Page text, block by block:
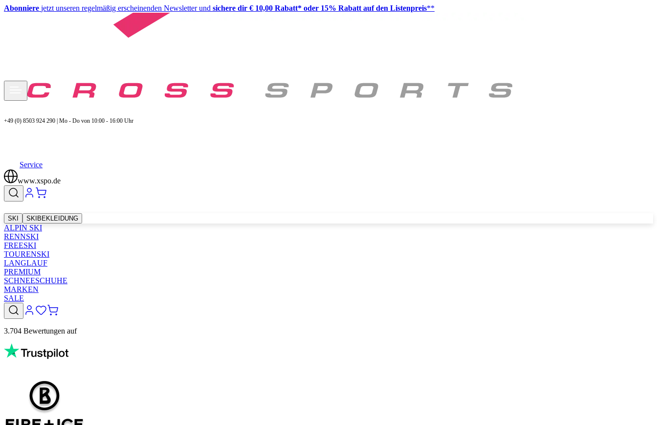
Abonniere jetzt unseren regelmäßig erscheinenden Newsletter und sichere dir € 10,00 Rabatt* oder 15% Rabatt auf den Listenpreis**
+49 (0) 8503 924 290 | Mo - Do von 10:00 - 16:00 Uhr
Service
www.xspo.de
SKI SKIBEKLEIDUNG
ALPIN SKI
RENNSKI
FREESKI
TOURENSKI
LANGLAUF
PREMIUM
SCHNEESCHUHE
MARKEN
SALE
3.704 Bewertungen auf